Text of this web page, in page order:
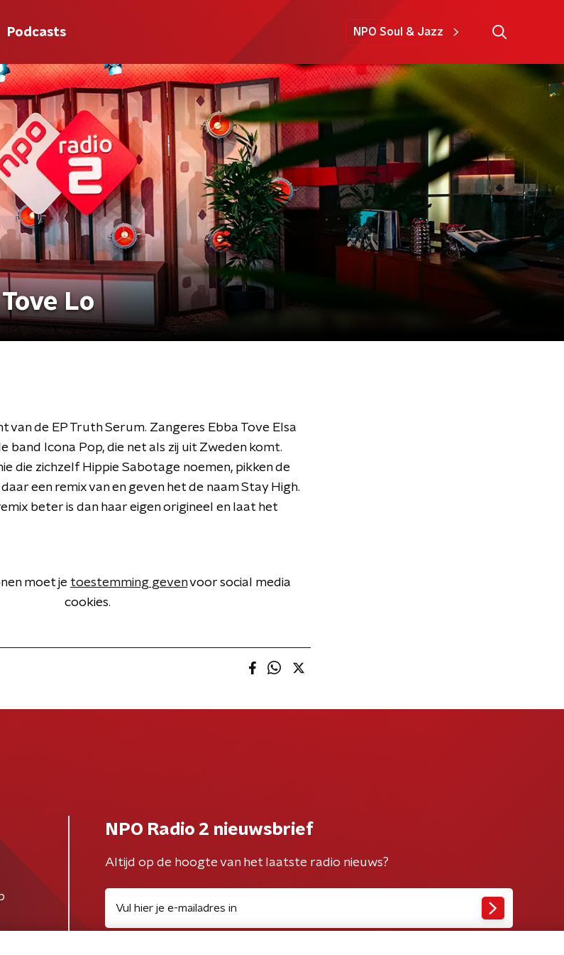
Podcasts NPO Soul & Jazz
Lo
van de EP Truth Serum. Zangeres Ebba Tove Elsa
band Icona Pop, die net als zij uit Zweden komt.
die zichzelf Hippie Sabotage noemen, pikken de
een remix van en geven het de naam Stay High.
beter is dan haar eigen origineel en laat het
moet je toestemming gevenvoor social media
cookies.
NPO Radio 2 nieuwsbrief
Altijd op de hoogte van het laatste radio nieuws?